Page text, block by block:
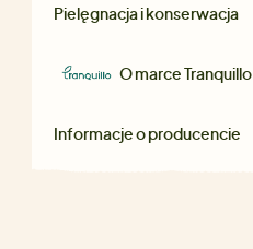
Pielęgnacja i konserwacja
O marceTranquillo
Informacje o producencie